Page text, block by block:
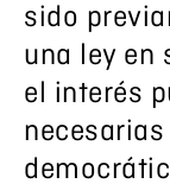
sido
una ley en
el interés